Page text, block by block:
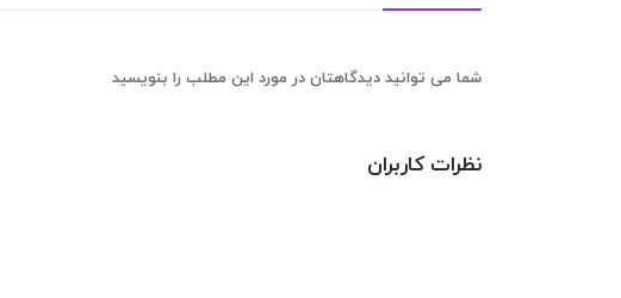
شما می توانید دیدگاهتان در مورد این مطلب را بنویسید
نظرات کاربران